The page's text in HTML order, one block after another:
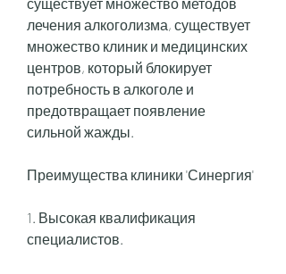
лечения алкоголизма, существует
множество клиник и медицинских
центров, который блокирует
потребность в алкоголе и
предотвращает появление
сильной жажды.
Преимущества клиники 'Синергия'
1. Высокая квалификация
специалистов.